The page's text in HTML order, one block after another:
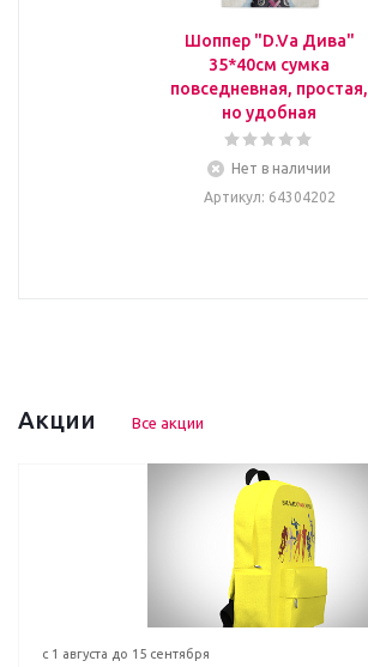
Шоппер "D.Va Дива"
35*40см сумка
повседневная, простая,
но удобная
Нет в наличии
Артикул: 64304202
Акции Все акции
с 1 августа до 15 сентября